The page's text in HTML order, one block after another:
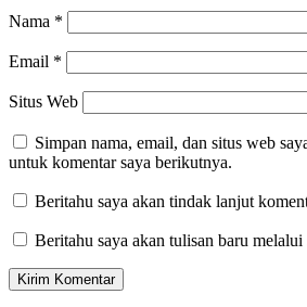
Nama *
Email *
Situs Web
Simpan nama, email, dan situs web
untuk komentar saya berikutnya.
Beritahu saya akan tindak lanjut
Beritahu saya akan tulisan baru melalui